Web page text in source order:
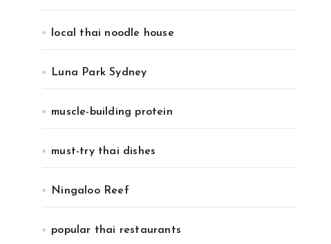
local thai noodle house
Luna Park Sydney
muscle-building protein
must-try thai dishes
Ningaloo Reef
popular thai restaurants